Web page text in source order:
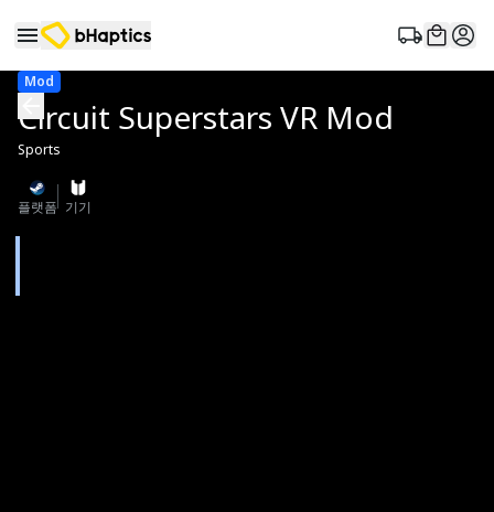
Mod
Circuit Superstars VR Mod
Sports
플랫폼 기기